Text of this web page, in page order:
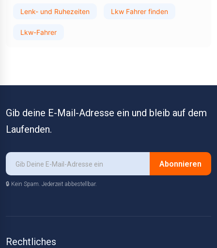
Lenk- und Ruhezeiten Lkw Fahrer finden
Lkw-Fahrer
Gib deine E-Mail-Adresse ein und bleib auf dem
Laufenden.
Abonnieren
🔒 Kein Spam. Jederzeit abbestellbar.
Rechtliches